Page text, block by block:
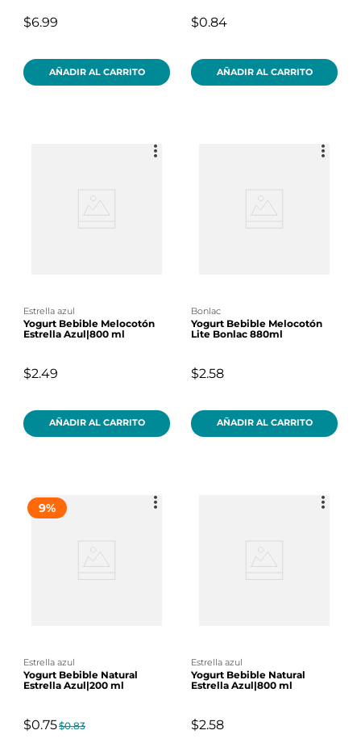
$6.99
AÑADIR AL CARRITO
$0.84
AÑADIR AL CARRITO
estrella azul
Yogurt Bebible Melocotón
Estrella Azul|800 ml
$2.49
AÑADIR AL CARRITO
bonlac
Yogurt Bebible Melocotón
Lite Bonlac 880ml
$2.58
AÑADIR AL CARRITO
9%
estrella azul
Yogurt Bebible Natural
Estrella Azul|200 ml
$0.75$0.83
estrella azul
Yogurt Bebible Natural
Estrella Azul|800 ml
$2.58